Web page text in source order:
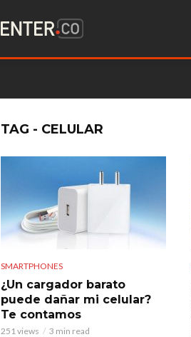
TAG - CELULAR
SMARTPHONES
¿Un cargador barato
puede dañar mi celular?
Te contamos
251 views 3 min read